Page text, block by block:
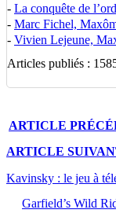
- La conquête de
- Marc Fichel,
- Vivien Lejeune,
Articles publiés :
ARTICLE
ARTICLE
Kavinsky : le jeu à
Garfield’s Wild